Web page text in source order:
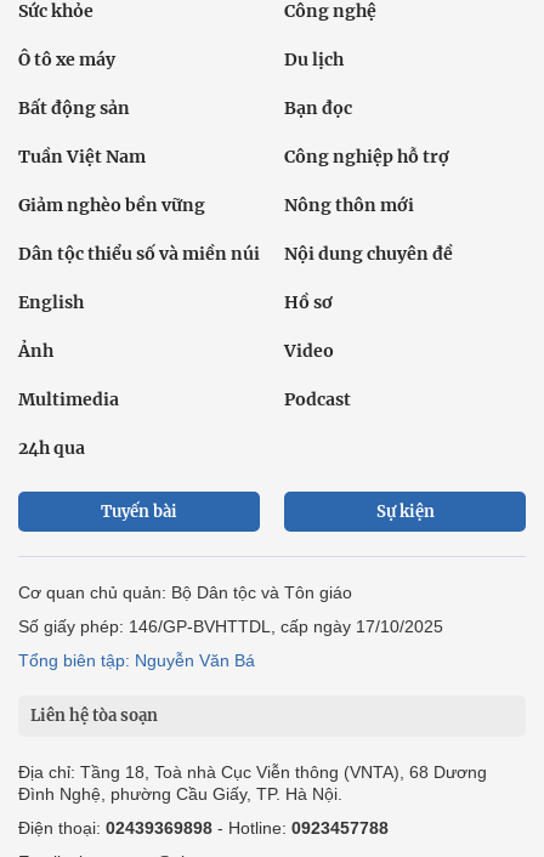
Sức khỏe Công nghệ
Ô tô xe máy Du lịch
Bất động sản Bạn đọc
Tuần Việt Nam Công nghiệp hỗ trợ
Giảm nghèo bền vững Nông thôn mới
Dân tộc thiểu số và miền núi Nội dung chuyên đề
English Hồ sơ
Ảnh Video
Multimedia Podcast
24h qua
Tuyến bài Sự kiện
Cơ quan chủ quản: Bộ Dân tộc và Tôn giáo
Số giấy phép: 146/GP-BVHTTDL, cấp ngày 17/10/2025
Tổng biên tập: Nguyễn Văn Bá
Liên hệ tòa soạn
Địa chỉ: Tầng 18, Toà nhà Cục Viễn thông (VNTA), 68 Dương
Đình Nghệ, phường Cầu Giấy, TP. Hà Nội.
Điện thoại: 02439369898 - Hotline: 0923457788